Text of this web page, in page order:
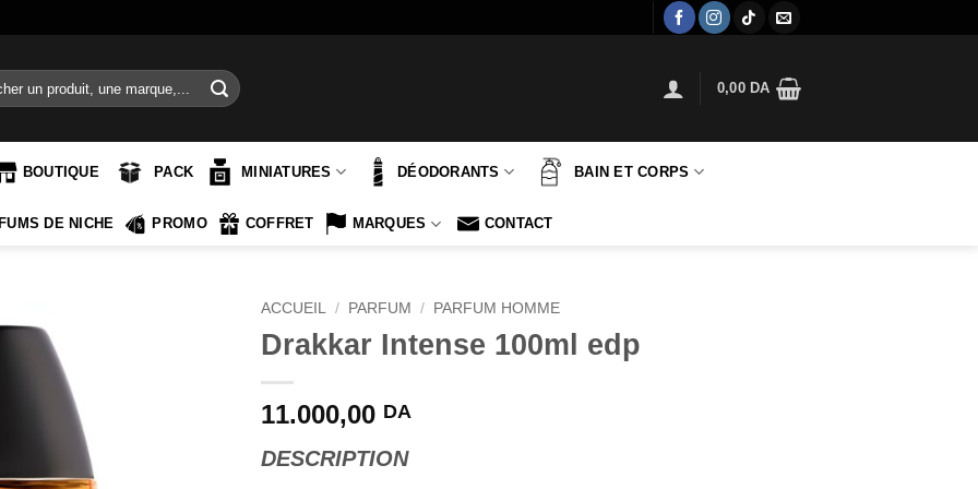
0,00 DA
BOUTIQUE PACK MINIATURES DÉODORANTS BAIN ET CORPS
DE NICHE PROMO COFFRET MARQUES CONTACT
ACCUEIL / PARFUM / PARFUM HOMME
Drakkar Intense 100ml edp
11.000,00 DA
DESCRIPTION